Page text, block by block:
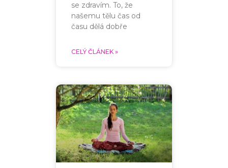
se zdravím. To, že
našemu tělu čas od
času dělá dobře
CELÝ ČLÁNEK »